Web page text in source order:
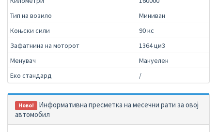
Тип на возило
Миниван
Коњски сили
90 кс
Зафатнина на моторот
1364 цм3
Менувач
Мануелен
Еко стандард
/
Ново! Информативна пресметка на месечни рати за овој
автомобил